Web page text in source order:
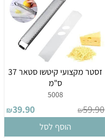
זסטר מקצועי קיטשו סטאר 37
ס"מ
5008
₪59.90
₪39.90
הוסף לסל